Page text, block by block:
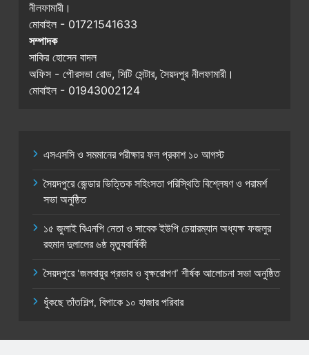
নীলফামারী।
মোবাইল - 01721541633
সম্পাদক
সাকির হোসেন বাদল
অফিস - পৌরসভা রোড, সিটি সেন্টার, সৈয়দপুর নীলফামারী।
মোবাইল - 01943002124
এসএসসি ও সমমানের পরীক্ষার ফল প্রকাশ ১০ আগস্ট
সৈয়দপুরে জেন্ডার ভিত্তিক সহিংসতা পরিস্থিতি বিশ্লেষণ ও পরামর্শ
সভা অনুষ্ঠিত
১৫ জুলাই বিএনপি নেতা ও সাবেক ইউপি চেয়ারম্যান অধ্যক্ষ ফজলুর
রহমান দুলালের ৬ষ্ঠ মৃত্যুবার্ষিকী
সৈয়দপুরে ‘জলবায়ুর প্রভাব ও বৃক্ষরোপণ’ শীর্ষক আলোচনা সভা অনুষ্ঠিত
ধুঁকছে তাঁতশিল্প, বিপাকে ১০ হাজার পরিবার